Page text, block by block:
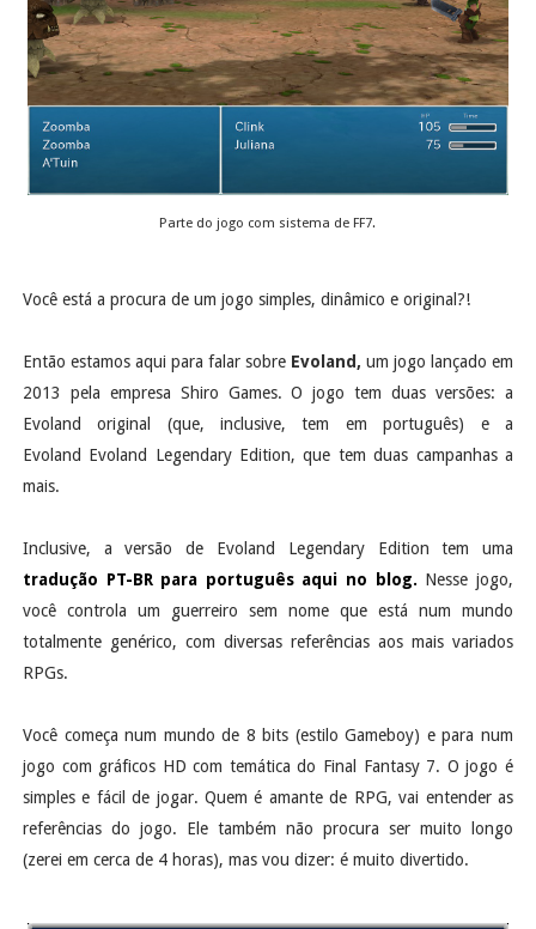
Parte do jogo com sistema de FF7.
Você está a procura de um jogo simples, dinâmico e original?!
Então estamos aqui para falar sobre Evoland,um jogo lançado em
2013 pela empresa Shiro Games. O jogo tem duas versões: a
Evoland original (que, inclusive, tem em português) e a
Evoland Evoland Legendary Edition, que tem duas campanhas a
mais.
Inclusive, a versão de Evoland Legendary Edition tem uma
tradução PT-BR para português aqui no blog. Nesse jogo,
você controla um guerreiro sem nome que está num mundo
totalmente genérico, com diversas referências aos mais variados
RPGs.
Você começa num mundo de 8 bits (estilo Gameboy) e para num
jogo com gráficos HD com temática do Final Fantasy 7. O jogo é
simples e fácil de jogar. Quem é amante de RPG, vai entender as
referências do jogo. Ele também não procura ser muito longo
(zerei em cerca de 4 horas), mas vou dizer: é muito divertido.